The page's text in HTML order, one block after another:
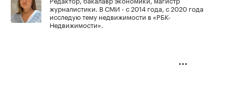
журналистики. В СМИ - с 2014 года, с 2020 года
исследую тему недвижимости в «РБК-
Недвижимости».